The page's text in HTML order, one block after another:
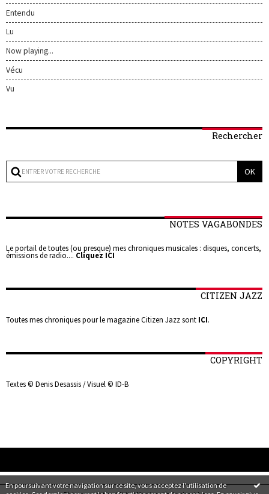
En poursuivant votre navigation sur ce site, vous acceptez l'utilisation de
Entendu
Lu
Now playing...
Vécu
Vu
Rechercher
NOTES VAGABONDES
Le portail de toutes (ou presque) mes chroniques musicales : disques, concerts,
émissions de radio.... Cliquez ICI
CITIZEN JAZZ
Toutes mes chroniques pour le magazine Citizen Jazz sont ICI.
COPYRIGHT
Textes © Denis Desassis / Visuel © ID-B